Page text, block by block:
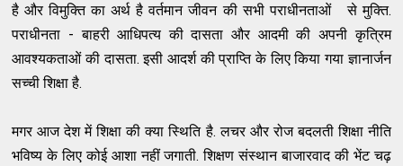
है और विमुक्ति का अर्थ है वर्तमान जीवन की सभी पराधीनताओं से मुक्ति.
पराधीनता - बाहरी आधिपत्य की दासता और आदमी की अपनी कृत्रिम
आवश्यकताओं की दासता. इसी आदर्श की प्राप्ति के लिए किया गया ज्ञानार्जन
सच्ची शिक्षा है.
मगर आज देश में शिक्षा की क्या स्थिति है. लचर और रोज बदलती शिक्षा नीति
भविष्य के लिए कोई आशा नहीं जगाती. शिक्षण संस्थान बाजारवाद की भेंट चढ़